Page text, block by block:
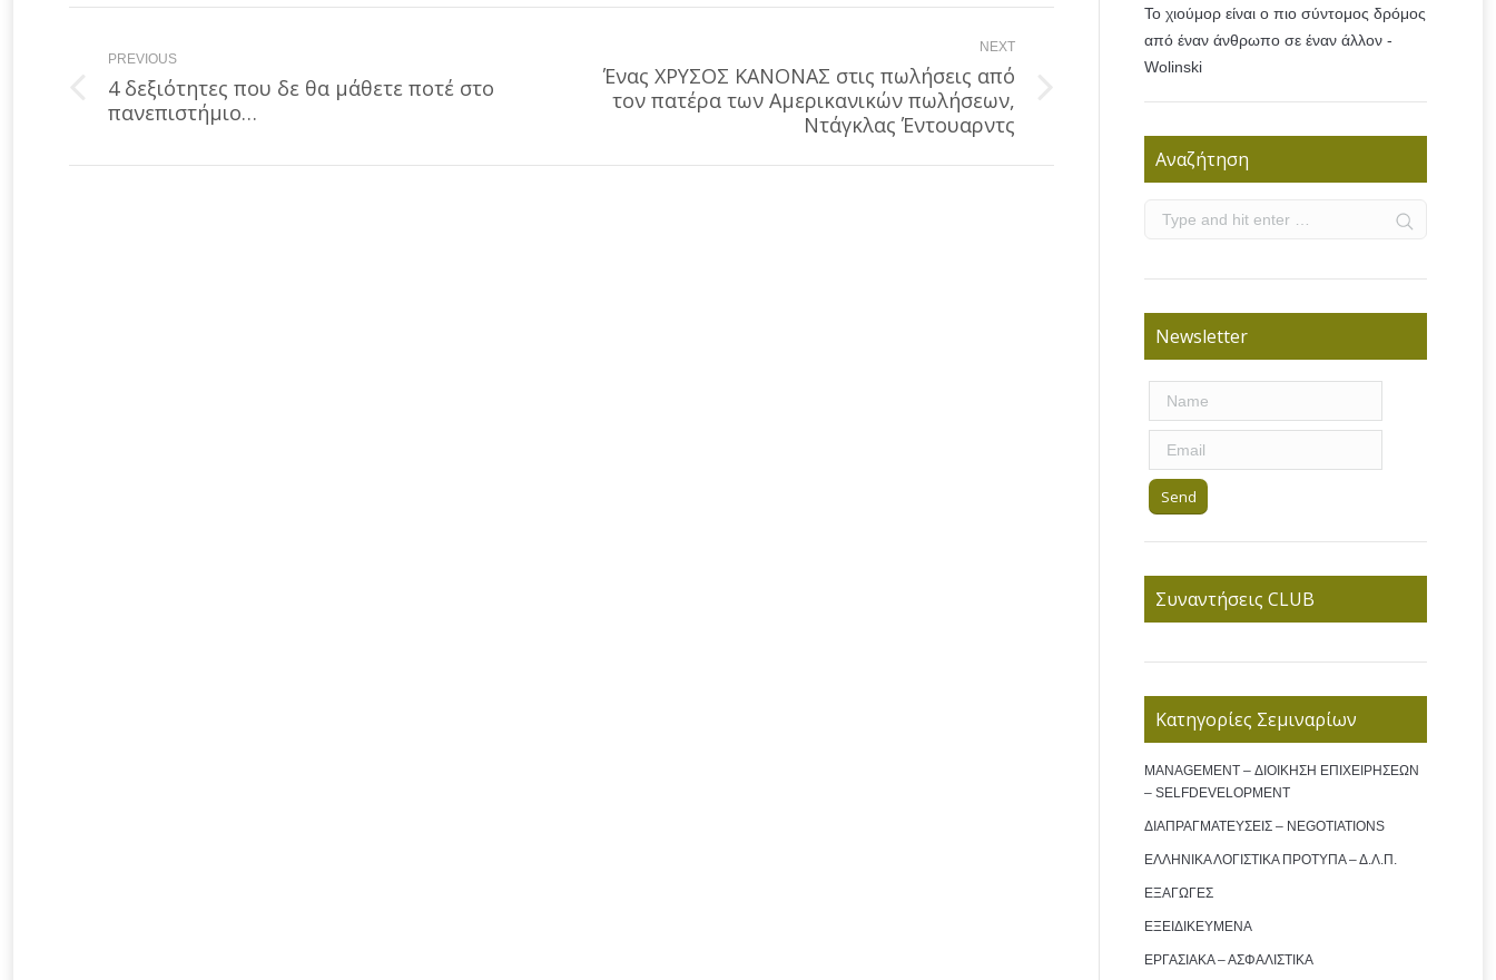
navigation
PREVIOUS
Previous
post:
4 δεξιότητες που δε θα μάθετε ποτέ στο
πανεπιστήμιο…
NEXT
Next
Ένας ΧΡΥΣΟΣ ΚΑΝΟΝΑΣ στις πωλήσεις από
τον πατέρα των Αμερικανικών πωλήσεων,
Ντάγκλας Έντουαρντς
Το χιούμορ είναι ο πιο σύντομος δρόμος
από έναν άνθρωπο σε έναν άλλον -
Wolinski
Αναζήτηση
Newsletter
Συναντήσεις CLUB
Κατηγορίες Σεμιναρίων
MANAGEMENT – ΔΙΟΙΚΗΣΗ ΕΠΙΧΕΙΡΗΣΕΩΝ
– SELFDEVELOPMENT
ΔΙΑΠΡΑΓΜΑΤΕΥΣΕΙΣ – NEGOTIATIONS
ΕΛΛΗΝΙΚΑ ΛΟΓΙΣΤΙΚΑ ΠΡΟΤΥΠΑ – Δ.Λ.Π.
ΕΞΑΓΩΓΕΣ
ΕΞΕΙΔΙΚΕΥΜΕΝΑ
ΕΡΓΑΣΙΑΚΑ – ΑΣΦΑΛΙΣΤΙΚΑ